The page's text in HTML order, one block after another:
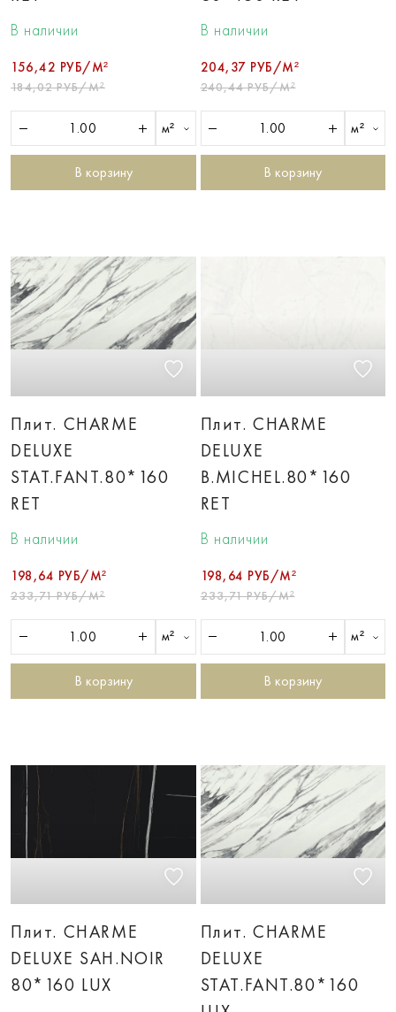
В наличии
156,42 РУБ/М²
184,02 РУБ/М²
м²
В корзину
В наличии
204,37 РУБ/М²
240,44 РУБ/М²
м²
В корзину
Плит. CHARME
DELUXE
STAT.FANT.80*160
RET
В наличии
198,64 РУБ/М²
233,71 РУБ/М²
м²
В корзину
Плит. CHARME
DELUXE
B.MICHEL.80*160
RET
В наличии
198,64 РУБ/М²
233,71 РУБ/М²
м²
В корзину
Плит. CHARME
DELUXE SAH.NOIR
80*160 LUX
Плит. CHARME
DELUXE
STAT.FANT.80*160